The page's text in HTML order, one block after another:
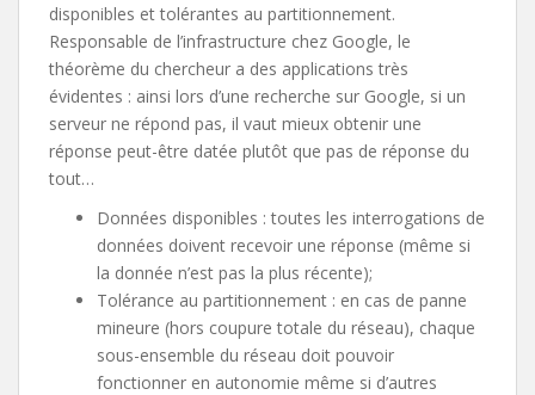
disponibles et tolérantes au partitionnement.
Responsable de l’infrastructure chez Google, le
théorème du chercheur a des applications très
évidentes : ainsi lors d’une recherche sur Google, si un
serveur ne répond pas, il vaut mieux obtenir une
réponse peut-être datée plutôt que pas de réponse du
tout…
Données disponibles : toutes les interrogations de
données doivent recevoir une réponse (même si
la donnée n’est pas la plus récente);
Tolérance au partitionnement : en cas de panne
mineure (hors coupure totale du réseau), chaque
sous-ensemble du réseau doit pouvoir
fonctionner en autonomie même si d’autres